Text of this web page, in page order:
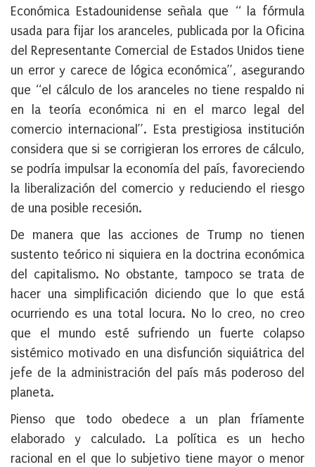
Económica Estadounidense señala que “ la fórmula
usada para fijar los aranceles, publicada por la Oficina
del Representante Comercial de Estados Unidos tiene
un error y carece de lógica económica”, asegurando
que “el cálculo de los aranceles no tiene respaldo ni
en la teoría económica ni en el marco legal del
comercio internacional”. Esta prestigiosa institución
considera que si se corrigieran los errores de cálculo,
se podría impulsar la economía del país, favoreciendo
la liberalización del comercio y reduciendo el riesgo
de una posible recesión.
De manera que las acciones de Trump no tienen
sustento teórico ni siquiera en la doctrina económica
del capitalismo. No obstante, tampoco se trata de
hacer una simplificación diciendo que lo que está
ocurriendo es una total locura. No lo creo, no creo
que el mundo esté sufriendo un fuerte colapso
sistémico motivado en una disfunción siquiátrica del
jefe de la administración del país más poderoso del
planeta.
Pienso que todo obedece a un plan fríamente
elaborado y calculado. La política es un hecho
racional en el que lo subjetivo tiene mayor o menor